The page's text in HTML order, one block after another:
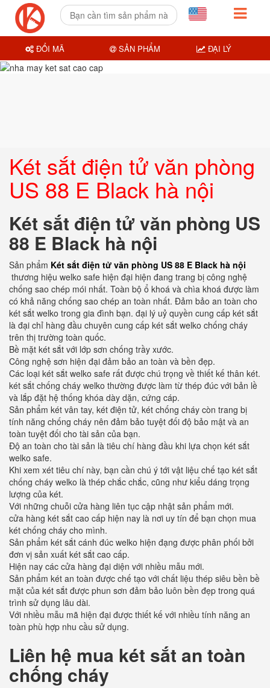
Két sắt điện tử văn phòng
US 88 E Black hà nội
Két sắt điện tử văn phòng US
88 E Black hà nội
Sản phẩm Két sắt điện tử văn phòng US 88 E Black hà nội
thương hiệu welko safe hiện đại hiện đang trang bị công nghệ
chống sao chép mói nhất. Toàn bộ ổ khoá và chìa khoá được làm
có khả năng chống sao chép an toàn nhất. Đảm bảo an toàn cho
két sắt welko trong gia đình bạn. đại lý uỷ quyền cung cấp két sắt
là đại chỉ hàng đầu chuyên cung cấp két sắt welko chống cháy
trên thị trường toàn quốc.
Bề mặt két sắt với lớp sơn chống trầy xước.
Công nghệ sơn hiện đại đảm bảo an toàn và bền đẹp.
Các loại két sắt welko safe rất được chú trọng về thiết kế thân két.
két sắt chống cháy welko thường được làm từ thép đúc với bản lề
và lắp đặt hệ thống khóa dày dặn, cứng cáp.
Sản phẩm két vân tay, két điện tử, két chống cháy còn trang bị
tính năng chống cháy nên đảm bảo tuyệt đối độ bảo mật và an
toàn tuyệt đối cho tài sản của bạn.
Độ an toàn cho tài sản là tiêu chí hàng đầu khi lựa chọn két sắt
welko safe.
Khi xem xét tiêu chí này, bạn cần chú ý tới vật liệu chế tạo két sắt
chống cháy welko là thép chắc chắc, cũng như kiểu dáng trọng
lượng của két.
Với những chuỗi cửa hàng liên tục cập nhật sản phẩm mới.
cửa hàng két sắt cao cấp hiện nay là nơi uy tín để bạn chọn mua
két chống cháy cho mình.
Sản phẩm két sắt cánh đúc welko hiện đạng được phân phối bởi
đơn vị sản xuất két sắt cao cấp.
Hiện nay các cửa hàng đại diện với nhiều mẫu mới.
Sản phẩm két an toàn được chế tạo với chất liệu thép siêu bền bề
mặt của két sắt được phun sơn đảm bảo luôn bền đẹp trong quá
trình sử dụng lâu dài.
Với nhiều mẫu mã hiện đại được thiết kế với nhiều tính năng an
toàn phù hợp nhu cầu sử dụng.
Liên hệ mua két sắt an toàn
chống cháy
ĐỔI MÃ SẢN PHẨM ĐẠI LÝ